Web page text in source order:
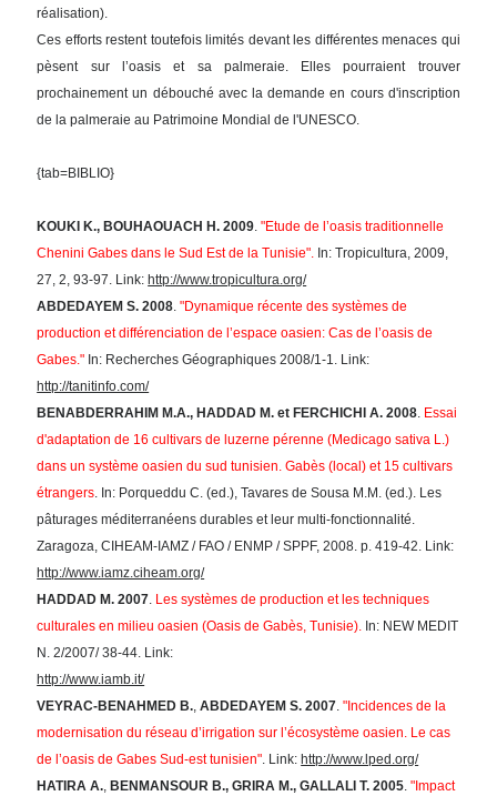
réalisation).
Ces efforts restent toutefois limités devant les différentes menaces qui
pèsent sur l’oasis et sa palmeraie. Elles pourraient trouver
prochainement un débouché avec la demande en cours d'inscription
de la palmeraie au Patrimoine Mondial de l'UNESCO.
{tab=BIBLIO}
KOUKI K., BOUHAOUACH H. 2009."Etude de l’oasis traditionnelle
Chenini Gabes dans le Sud Est de la Tunisie". In: Tropicultura, 2009,
27, 2, 93-97. Link: http://www.tropicultura.org/
ABDEDAYEM S. 2008."Dynamique récente des systèmes de
production et différenciation de l’espace oasien: Cas de l’oasis de
Gabes." In: Recherches Géographiques 2008/1-1. Link:
http://tanitinfo.com/
BENABDERRAHIM M.A., HADDAD M. et FERCHICHI A. 2008. Essai
d'adaptation de 16 cultivars de luzerne pérenne (Medicago sativa L.)
dans un système oasien du sud tunisien. Gabès (local) et 15 cultivars
étrangers. In: Porqueddu C. (ed.), Tavares de Sousa M.M. (ed.). Les
pâturages méditerranéens durables et leur multi-fonctionnalité.
Zaragoza, CIHEAM-IAMZ / FAO / ENMP / SPPF, 2008. p. 419-42. Link:
http://www.iamz.ciheam.org/
HADDAD M. 2007. Les systèmes de production et les techniques
culturales en milieu oasien (Oasis de Gabès, Tunisie). In: NEW MEDIT
N. 2/2007/ 38-44. Link:
http://www.iamb.it/
VEYRAC-BENAHMED B.,ABDEDAYEM S. 2007."Incidences de la
modernisation du réseau d’irrigation sur l’écosystème oasien. Le cas
de l’oasis de Gabes Sud-est tunisien". Link: http://www.lped.org/
HATIRA A., BENMANSOUR B., GRIRA M., GALLALI T. 2005."Impact